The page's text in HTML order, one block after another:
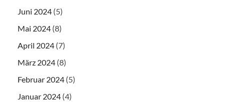
Juni 2024 (5)
Mai 2024 (8)
April 2024 (7)
März 2024 (8)
Februar 2024 (5)
Januar 2024 (4)